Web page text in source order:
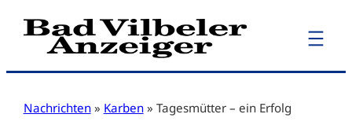
Zum
Inhalt
Nachrichten » Karben » Tagesmütter – ein Erfolg